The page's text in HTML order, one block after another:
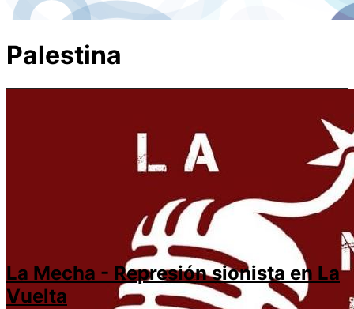
Palestina
La Mecha - Represión sionista en La
Vuelta